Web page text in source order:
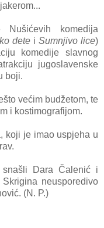
Nušićevih komedija
dete i Sumnjivo lice)
komedije slavnog
jugoslavenske
boji.
većim budžetom, te
i kostimografijom.
koji je imao uspjeha u
Dara Čalenić i
neusporedivo
(N. P.)